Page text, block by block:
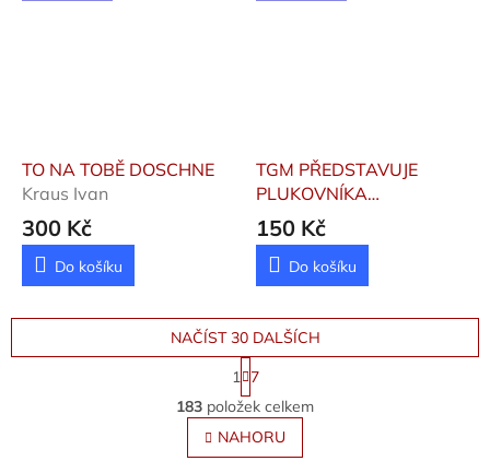
TO NA TOBĚ DOSCHNE
Kraus Ivan
300 Kč
Do košíku
TGM PŘEDSTAVUJE
PLUKOVNÍKA
CUNNINGHAMA
Peroutka Ferdinand
150 Kč
Do košíku
O
v
l
á
NAČÍST 30 DALŠÍCH
S
t
r
á
n
k
1
7
183 položek celkem
NAHORU